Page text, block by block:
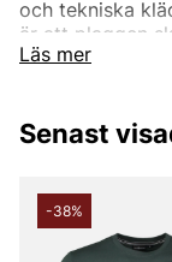
Läs mer
och tekniska
är att plaggen
oss på
olika tröjor så
klassiska
jackor i
Senast
-38%